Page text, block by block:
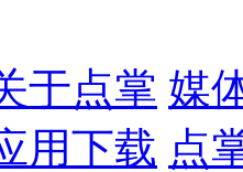
于点掌 媒
用下载 点